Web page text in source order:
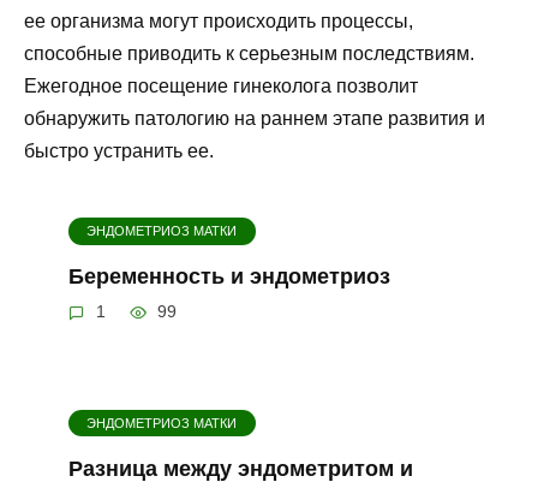
ее организма могут происходить процессы,
способные приводить к серьезным последствиям.
Ежегодное посещение гинеколога позволит
обнаружить патологию на раннем этапе развития и
быстро устранить ее.
ЭНДОМЕТРИОЗ МАТКИ
Беременность и эндометриоз
1 99
ЭНДОМЕТРИОЗ МАТКИ
Разница между эндометритом и